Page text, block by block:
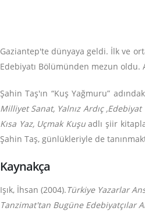
Gaziantep'te dünyaya geldi. İlk ve
Edebiyatı Bölümünden mezun oldu.
Şahin Taş'ın “Kuş Yağmuru”
Milliyet Sanat, Yalnız Ardıç ,Edebiyat
Kısa Yaz, Uçmak Kuşuadlı şiir
Şahin Taş, günlükleriyle de
Kaynakça
Işık, İhsan (2004).Türkiye Yazarlar
Tanzimat'tan Bugüne Edebiyatçılar